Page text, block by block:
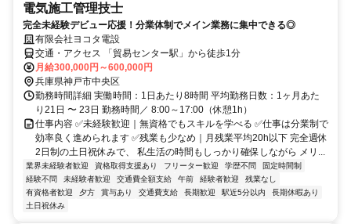
電気施工管理技士
完全未経験デビュー応援！分業体制でメイン業務に集中できる◎
有限会社ヨコタ電設
交通・アクセス 「貿易センター駅」から徒歩1分
月給300,000円～600,000円
兵庫県神戸市中央区
勤務時間詳細 実働時間：1日あたり8時間 平均勤務日数：1ヶ月あた
り21日 〜 23日 勤務時間／ 8:00～17:00（休憩1h）
仕事内容 ✅未経験歓迎｜無資格でもスキルを学べる ✅仕事は分業制で
効率良く進められます ✅残業も少なめ｜月残業平均20h以下 完全週休
2日制の土日祝休みで、 私生活の時間もしっかり確保しながら メリ...
業界未経験者歓迎 資格取得支援あり フリーター歓迎 学歴不問
固定時間制
経験不問
未経験者歓迎 交通費全額支給 午前 経験者歓迎
残業なし
有資格者歓迎
夕方 賞与あり 交通費支給 長期歓迎 駅近5分以内
長期休暇あり
土日祝休み